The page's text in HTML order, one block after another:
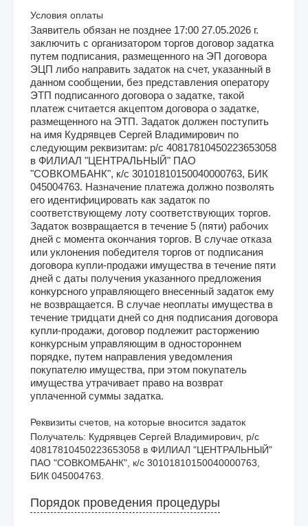
Условия оплаты
Заявитель обязан не позднее 17:00 27.05.2026 г.
заключить с организатором торгов договор задатка
путем подписания, размещенного на ЭП договора
ЭЦП либо направить задаток на счет, указанный в
данном сообщении, без представления оператору
ЭТП подписанного договора о задатке, такой
платеж считается акцептом договора о задатке,
размещенного на ЭТП. Задаток должен поступить
на имя Кудрявцев Сергей Владимирович по
следующим реквизитам: р/с 40817810450223653058
в ФИЛИАЛ "ЦЕНТРАЛЬНЫЙ" ПАО
"СОВКОМБАНК", к/с 30101810150040000763, БИК
045004763. Назначение платежа должно позволять
его идентифицировать как задаток по
соответствующему лоту соответствующих торгов.
Задаток возвращается в течение 5 (пяти) рабочих
дней с момента окончания торгов. В случае отказа
или уклонения победителя торгов от подписания
договора купли-продажи имущества в течение пяти
дней с даты получения указанного предложения
конкурсного управляющего внесенный задаток ему
не возвращается. В случае неоплаты имущества в
течение тридцати дней со дня подписания договора
купли-продажи, договор подлежит расторжению
конкурсным управляющим в одностороннем
порядке, путем направления уведомления
покупателю имущества, при этом покупатель
имущества утрачивает право на возврат
уплаченной суммы задатка.
Реквизиты счетов, на которые вносится задаток
Получатель: Кудрявцев Сергей Владимирович, р/с
40817810450223653058 в ФИЛИАЛ "ЦЕНТРАЛЬНЫЙ"
ПАО "СОВКОМБАНК", к/с 30101810150040000763,
БИК 045004763.
Порядок проведения процедуры